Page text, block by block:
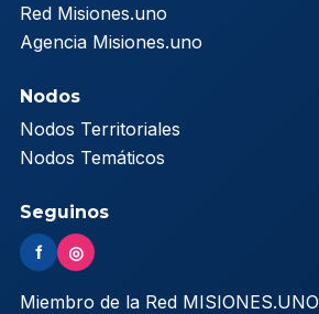
Red Misiones.uno
Agencia Misiones.uno
Nodos
Nodos Territoriales
Nodos Temáticos
Seguinos
f ◎
Miembro de la Red MISIONES.UNO